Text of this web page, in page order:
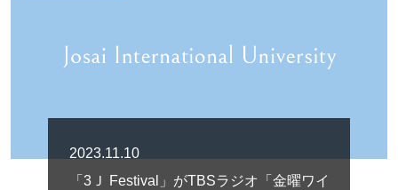
2023.11.10
「3Ｊ Festival」がTBSラジオ「金曜ワイ